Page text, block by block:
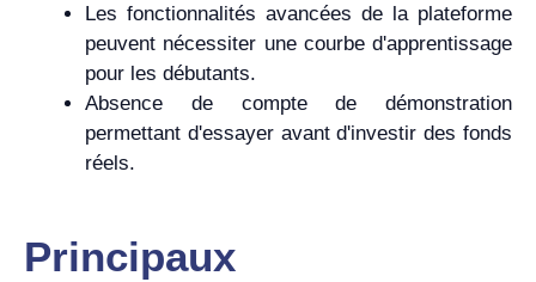
Les fonctionnalités avancées de la plateforme
peuvent nécessiter une courbe d'apprentissage
pour les débutants.
Absence de compte de démonstration
permettant d'essayer avant d'investir des fonds
réels.
Principaux